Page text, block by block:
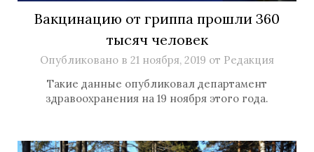
Вакцинацию от гриппа прошли 360
тысяч человек
Опубликовано в 21 ноября, 2019 от Редакция
Такие данные опубликовал департамент
здравоохранения на 19 ноября этого года.